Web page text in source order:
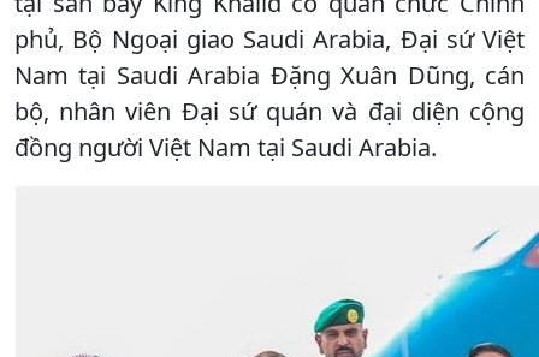
phủ, Bộ Ngoại giao Saudi Arabia, Đại sứ Việt
Nam tại Saudi Arabia Đặng Xuân Dũng, cán
bộ, nhân viên Đại sứ quán và đại diện cộng
đồng người Việt Nam tại Saudi Arabia.